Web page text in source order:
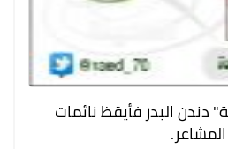
البدر فأيقظ نائمات
المشاعر.